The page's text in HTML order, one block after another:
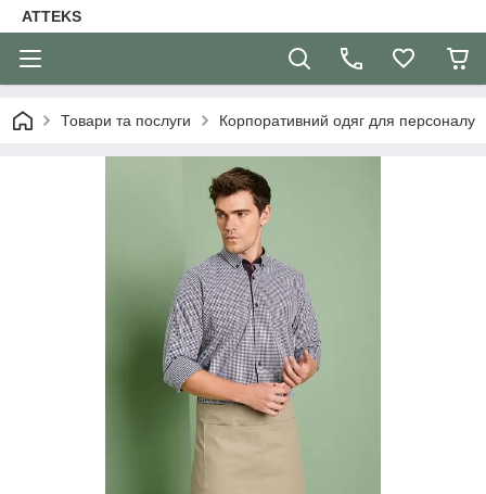
ATTEKS
Товари та послуги Корпоративний одяг для персоналу